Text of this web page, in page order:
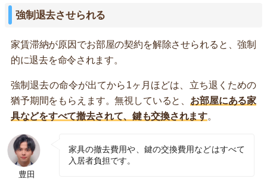
強制退去させられる
家賃滞納が原因でお部屋の契約を解除させられると、強制
的に退去を命令されます。
強制退去の命令が出てから1ヶ月ほどは、立ち退くための
猶予期間をもらえます。無視していると、 お部屋にある家
具などをすべて撤去されて、鍵も交換されます。
豊田
家具の撤去費用や、鍵の交換費用などはすべて
入居者負担です。